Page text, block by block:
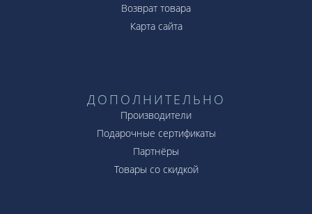
Возврат товара
Карта сайта
ДОПОЛНИТЕЛЬНО
Производители
Подарочные сертификаты
Партнёры
Товары со скидкой